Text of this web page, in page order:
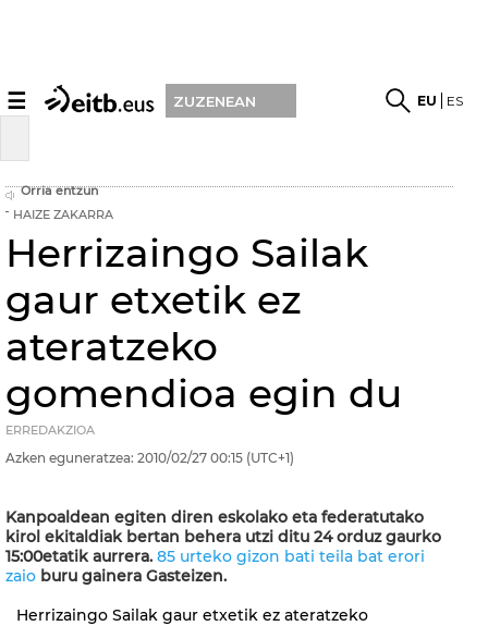
☰ ZUZENEAN EU ES
Orria entzun
HAIZE ZAKARRA
Herrizaingo Sailak
gaur etxetik ez
ateratzeko
gomendioa egin du
ERREDAKZIOA
Azken eguneratzea: 2010/02/27 00:15 (UTC+1)
Kanpoaldean egiten diren eskolako eta federatutako
kirol ekitaldiak bertan behera utzi ditu 24 orduz gaurko
15:00etatik aurrera. 85 urteko gizon bati teila bat erori
zaio buru gainera Gasteizen.
Herrizaingo Sailak gaur etxetik ez ateratzeko